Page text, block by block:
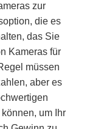
zur
die es
das Sie
Kameras für
müssen
aber es
um Ihr